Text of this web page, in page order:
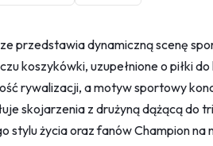
przedstawia dynamiczną scenę
koszykówki, uzupełnione o piłki
rywalizacji, a motyw sportowy
skojarzenia z drużyną dążącą do
stylu życia oraz fanów Champion na